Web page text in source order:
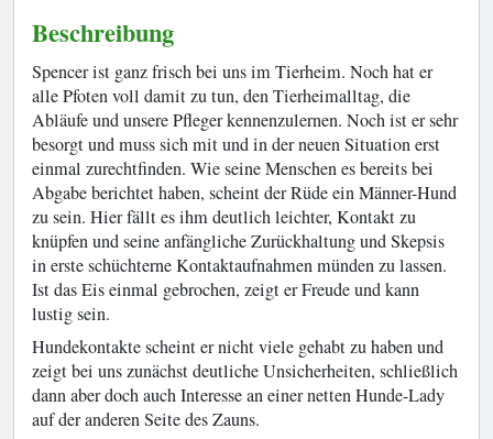
Beschreibung
Spencer ist ganz frisch bei uns im Tierheim. Noch hat er
alle Pfoten voll damit zu tun, den Tierheimalltag, die
Abläufe und unsere Pfleger kennenzulernen. Noch ist er sehr
besorgt und muss sich mit und in der neuen Situation erst
einmal zurechtfinden. Wie seine Menschen es bereits bei
Abgabe berichtet haben, scheint der Rüde ein Männer-Hund
zu sein. Hier fällt es ihm deutlich leichter, Kontakt zu
knüpfen und seine anfängliche Zurückhaltung und Skepsis
in erste schüchterne Kontaktaufnahmen münden zu lassen.
Ist das Eis einmal gebrochen, zeigt er Freude und kann
lustig sein.
Hundekontakte scheint er nicht viele gehabt zu haben und
zeigt bei uns zunächst deutliche Unsicherheiten, schließlich
dann aber doch auch Interesse an einer netten Hunde-Lady
auf der anderen Seite des Zauns.